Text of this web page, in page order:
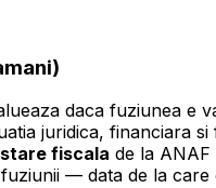
daca fuziunea e
juridica, financiara si
fiscala de la
— data de la care